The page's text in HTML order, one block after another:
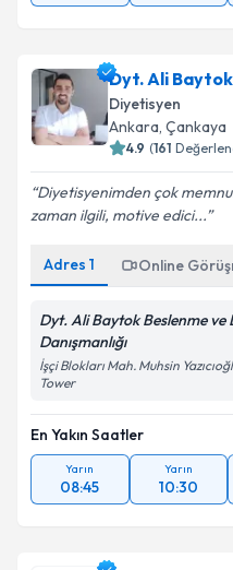
Dyt. Ali Baytok
Diyetisyen
Ankara, Çankaya
4.9 (161
Diyetisyenimden çok
zaman ilgili, motive edici...
Adres 1 Online
Dyt. Ali Baytok Beslenme ve
Danışmanlığı
İşçi Blokları Mah. Muhsin
Tower
En Yakın Saatler
Yarın
08:45
Yarın
10:30